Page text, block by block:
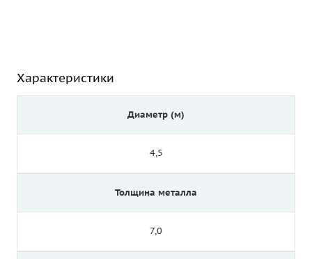
Характеристики
Диаметр (м)
4,5
Толщина металла
7,0